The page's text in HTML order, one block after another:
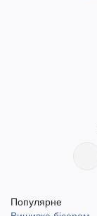
Популярне